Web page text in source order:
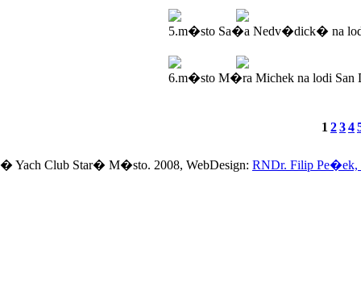
5.m�sto Sa�a Nedv�dick� na
6.m�sto M�ra Michek na lodi San
1 234
� Yach Club Star� M�sto. 2008, WebDesign: RNDr. Filip Pe�ek,